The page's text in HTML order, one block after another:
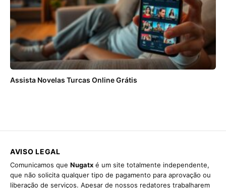
Assista Novelas Turcas Online Grátis
AVISO LEGAL
Comunicamos que Nugatx é um site totalmente independente,
que não solicita qualquer tipo de pagamento para aprovação ou
liberação de serviços. Apesar de nossos redatores trabalharem